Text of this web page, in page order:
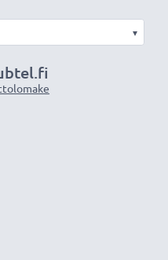
laatua edulliseen
kansainvälinen
▾